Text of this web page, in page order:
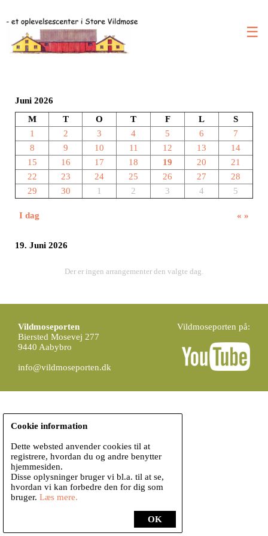
☰
Juni 2026
M
T O T F L
S
1
2 3 4 5 6
7
8
9 10 11 12 13
14
15
16 17 18 19 20
21
22
23 24 25 26 27
28
29
30 1 2 3 4 5
I dag « »
19. Juni 2026
Der er ingen arrangementer den valgte dag.
Vildmoseporten
Biersted Mosevej 277
9440 Aabybro
info@vildmoseporten.dk
Vildmoseporten på:
OK
Cookie information
Dette websted anvender cookies til at
registrere, hvordan du og andre benytter
hjemmesiden.
Disse oplysninger bruger vi bl.a. til at se,
hvordan vi kan forbedre den for dig som
bruger. Læs mere.